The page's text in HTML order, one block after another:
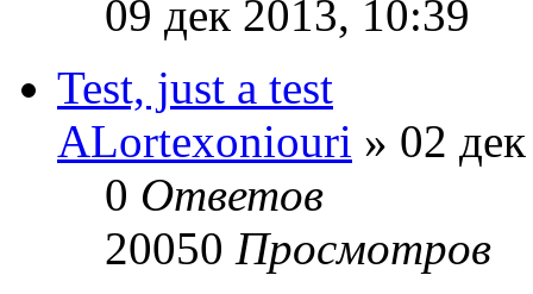
09 дек 2013, 10:39
Test, just a test
ALortexoniouri » 02
0 Ответов
20050 Просмотров